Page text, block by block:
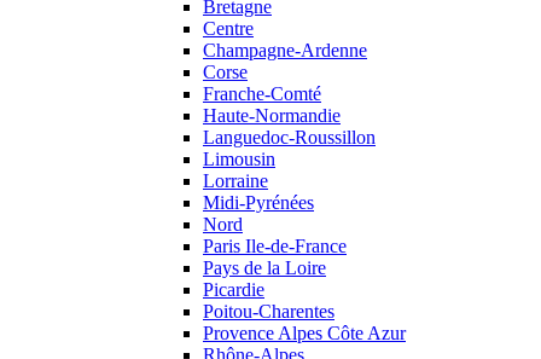
Bretagne
Centre
Champagne-Ardenne
Corse
Franche-Comté
Haute-Normandie
Languedoc-Roussillon
Limousin
Lorraine
Midi-Pyrénées
Nord
Paris Ile-de-France
Pays de la Loire
Picardie
Poitou-Charentes
Provence Alpes Côte Azur
Rhône-Alpes